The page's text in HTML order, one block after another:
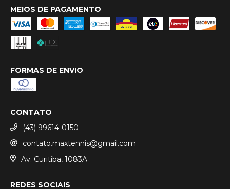
MEIOS DE PAGAMENTO
FORMAS DE ENVIO
CONTATO
(43) 99614-0150
contato.maxtennis@gmail.com
Av. Curitiba, 1083A
REDES SOCIAIS